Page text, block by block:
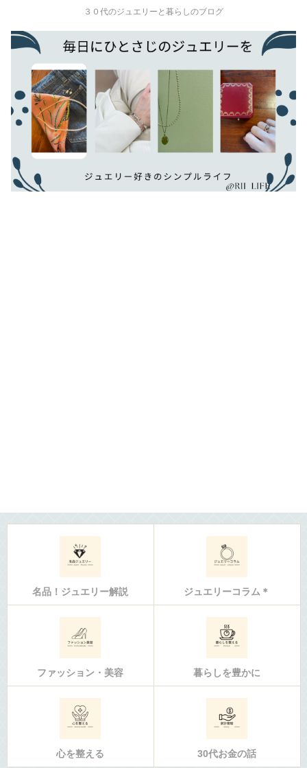
３０代のジュエリーと暮らしのブログ
名品！ジュエリー解説 ジュエリーコラム＊
ファッション・美容 暮らしを豊かに
心を整える 30代お金の話